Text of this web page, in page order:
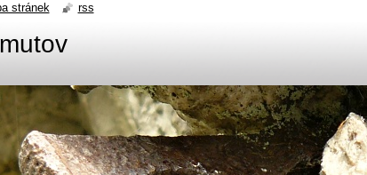
stránek
rss